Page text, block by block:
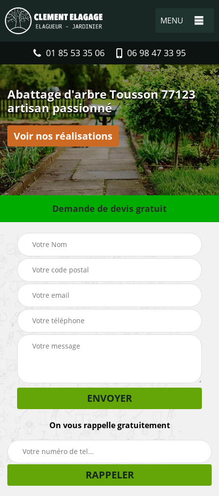
MENU
01 85 53 35 06 06 98 47 33 95
Abattage d'arbre Tousson 77123
artisan passionné
Voir nos réalisations
Demande de devis gratuit
On vous rappelle gratuitement